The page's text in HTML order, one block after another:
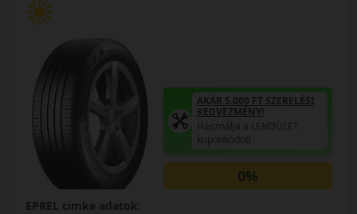
AKÁR 5.000 FT SZERELÉSI
KEDVEZMÉNY!
Használja a LENDÜLET
kuponkódot!
0%
EPREL cimke adatok: